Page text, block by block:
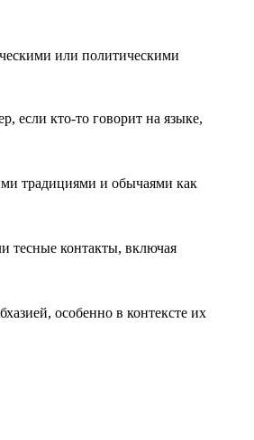
или политическими
если кто-то говорит на языке,
традициями и обычаями как
тесные контакты, включая
особенно в контексте их